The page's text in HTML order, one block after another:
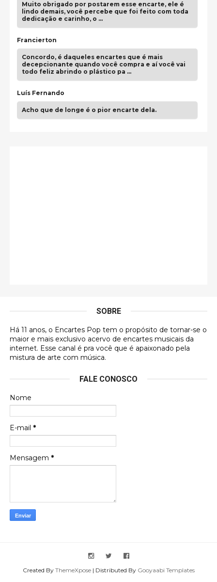
Muito obrigado por postarem esse encarte, ele é
lindo demais, você percebe que foi feito com toda
dedicação e carinho, o …
Francierton
Concordo, é daqueles encartes que é mais
decepcionante quando você compra e aí você vai
todo feliz abrindo o plástico pa …
Luís Fernando
Acho que de longe é o pior encarte dela.
DVD MIDINHO
Francierton
futuras aquisições, e olhando o encarte aqui, me
Francierton
Espero que tenham sentido minha falta, informo
que estou de volta para trazer mais contribuições
SOBRE
Há 11 anos, o Encartes Pop tem o propósito de tornar-se o
maior e mais exclusivo acervo de encartes musicais da
internet. Esse canal é pra você que é apaixonado pela
mistura de arte com música.
FALE CONOSCO
Nome
E-mail *
Mensagem *
Created By ThemeXpose| Distributed By Gooyaabi Templates